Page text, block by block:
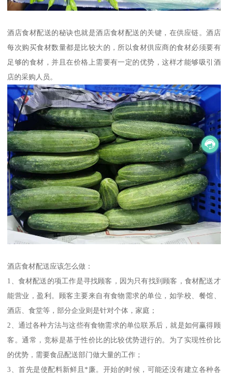
酒店食材配送的秘诀也就是酒店食材配送的关键，在供应链。酒店
每次购买食材数量都是比较大的，所以食材供应商的食材必须要有
足够的食材，并且在价格上需要有一定的优势，这样才能够吸引酒
店的采购人员。
酒店食材配送应该怎么做：
1、食材配送的项工作是寻找顾客，因为只有找到顾客，食材配送才
能营业，盈利。顾客主要来自有食物需求的单位，如学校、餐馆、
酒店、食堂等，部分企业则是针对个体，家庭；
2、通过各种方法与这些有食物需求的单位联系后，就是如何赢得顾
客。通常，竞标是基于性价比的比较优势进行的。为了实现性价比
的优势，需要食品配送部门做大量的工作；
3、首先是使配料新鲜且*廉。开始的时候，可能还没有建立各种各